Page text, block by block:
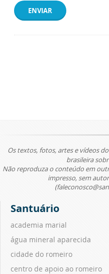
ENVIAR
Os textos, fotos, artes e vídeos
brasileira
Não reproduza o conteúdo em
impresso, sem
Santuário
academia marial
água mineral aparecida
cidade do romeiro
centro de apoio ao romeiro